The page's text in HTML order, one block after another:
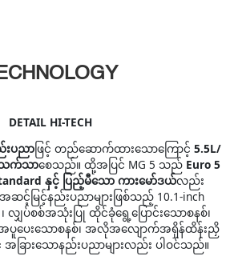
DETAIL HI-TECH
းပညာဖြင့် တည်ဆောက်ထားသောကြောင့် 5.5L/
သက်သာစေသည်။ ထို့အပြင် MG 5 သည် Euro 5
နှင့် ပြည့်မီသော ကားမော်ဒယ်လည်း
ဆင့်မြင့်နည်းပညာများဖြစ်သည့် 10.1-inch
လျှပ်စစ်အသုံးပြု ထိုင်ခုံရွေ့ပြောင်းသောစနစ်၊
အပူပေးသောစနစ်၊ အလိုအလျောက်အရှိန်ထိန်းညှိ
အခြားသောနည်းပညာများလည်း ပါဝင်သည်။